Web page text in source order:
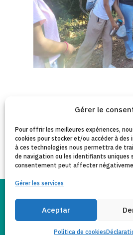
Gérer le
Pour offrir les meilleures expériences,
cookies pour stocker et/ou accéder à
à ces technologies nous permettra de
de navigation ou les identifiants uniques
consentement peut affecter
Gérer les services
Aceptar
Política de cookies
Copyleft 2025 Itaka-Escolapios